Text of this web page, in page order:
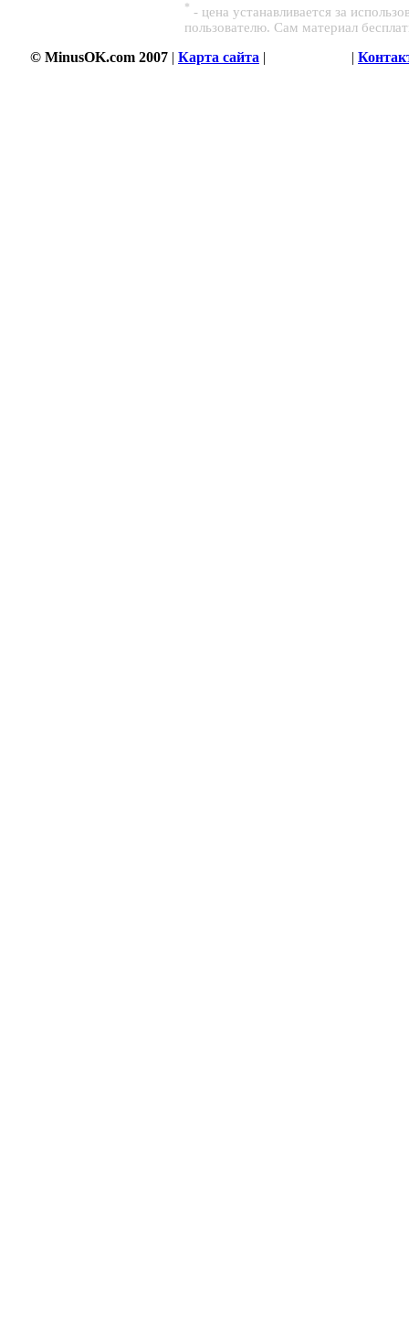
* - цена устанавливается за
пользователю. Сам материал
© MinusOK.com 2007 | Карта сайта | |